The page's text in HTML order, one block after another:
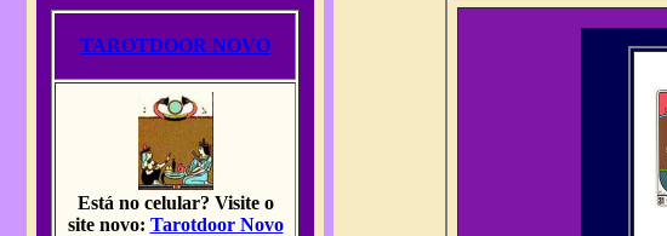
TAROTDOOR NOVO
Está no celular? Visite o
site novo: Tarotdoor Novo